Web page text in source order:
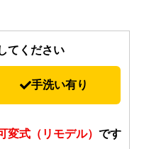
てください
手洗い有り
変式（リモデル） です